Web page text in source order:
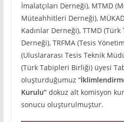
İmalatçıları Derneği), MTMD
Müteahhitleri Derneği),
Kadınlar Derneği), TTMD
Derneği), TRFMA (Tesis
(Uluslararası Tesis Teknik
(Türk Tabipleri Birliği) üyesi
oluşturduğumuz “
Kurulu”dokuz alt komisyon
sonucu oluşturulmuştur.